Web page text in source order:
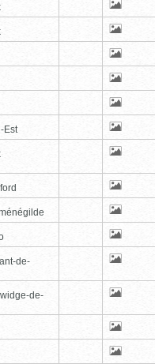
Est
de-
de-